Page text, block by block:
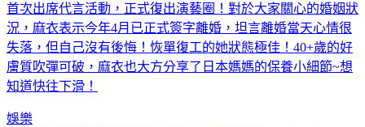
首次出席代言活動，正式復出演藝圈！對於大家關心的婚姻狀
況，麻衣表示今年4月已正式簽字離婚，坦言離婚當天心情很
失落，但自己沒有後悔！恢單復工的她狀態極佳！40+歲的好
膚質吹彈可破，麻衣也大方分享了日本媽媽的保養小細節~想
知道快往下滑！
娛樂